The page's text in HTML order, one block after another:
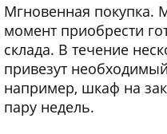
Мгновенная покупка.
момент приобрести
склада. В течение
привезут
например, шкаф на
пару недель.